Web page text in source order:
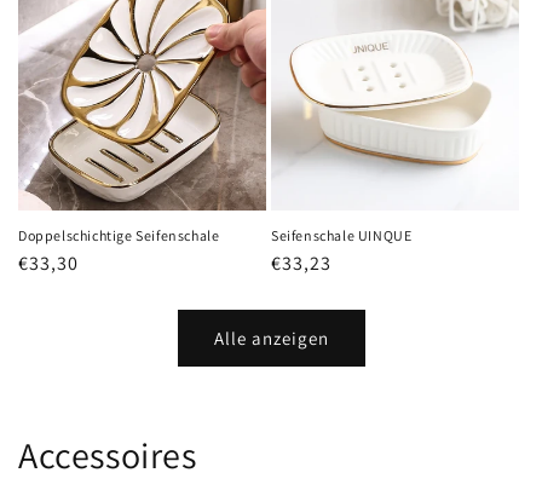
Doppelschichtige Seifenschale
Normaler
€33,30
Seifenschale UINQUE
Normaler
€33,23
Alle anzeigen
Accessoires